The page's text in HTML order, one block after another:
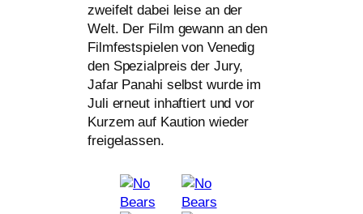
zwei­felt dabei lei­se an der
Welt. Der Film gewann an den
Filmfestspielen von Venedig
den Spezialpreis der Jury,
Jafar Panahi selbst wur­de im
Juli erneut inhaf­tiert und vor
Kurzem auf Kaution wie­der
freigelassen.